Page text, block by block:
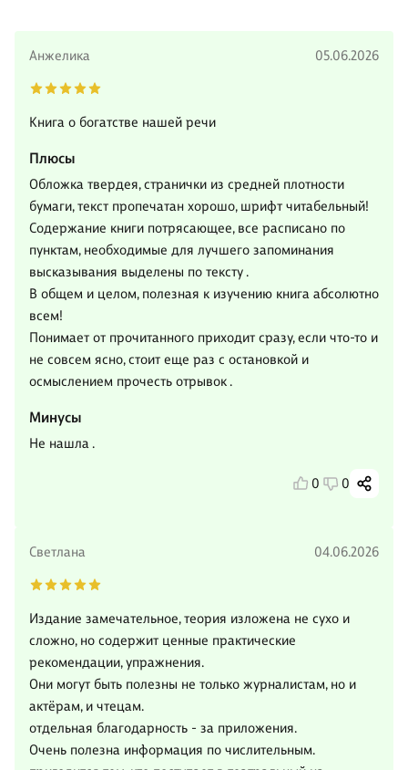
Анжелика 05.06.2026
Книга о богатстве нашей речи
Плюсы
Обложка твердея, странички из средней плотности
бумаги, текст пропечатан хорошо, шрифт читабельный!
Содержание книги потрясающее, все расписано по
пунктам, необходимые для лучшего запоминания
высказывания выделены по тексту .
В общем и целом, полезная к изучению книга абсолютно
всем!
Понимает от прочитанного приходит сразу, если что-то и
не совсем ясно, стоит еще раз с остановкой и
осмыслением прочесть отрывок .
Минусы
Не нашла .
0 0
Светлана 04.06.2026
Издание замечательное, теория изложена не сухо и
сложно, но содержит ценные практические
рекомендации, упражнения.
Они могут быть полезны не только журналистам, но и
актёрам, и чтецам.
отдельная благодарность - за приложения.
Очень полезна информация по числительным.